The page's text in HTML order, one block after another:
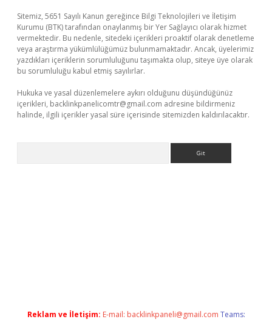
Sitemiz, 5651 Sayılı Kanun gereğince Bilgi Teknolojileri ve İletişim
Kurumu (BTK) tarafından onaylanmış bir Yer Sağlayıcı olarak hizmet
vermektedir. Bu nedenle, sitedeki içerikleri proaktif olarak denetleme
veya araştırma yükümlülüğümüz bulunmamaktadır. Ancak, üyelerimiz
yazdıkları içeriklerin sorumluluğunu taşımakta olup, siteye üye olarak
bu sorumluluğu kabul etmiş sayılırlar.
Hukuka ve yasal düzenlemelere aykırı olduğunu düşündüğünüz
içerikleri, backlinkpanelicomtr@gmail.com adresine bildirmeniz
halinde, ilgili içerikler yasal süre içerisinde sitemizden kaldırılacaktır.
Reklam ve İletişim: E-mail: backlinkpaneli@gmail.com Teams: